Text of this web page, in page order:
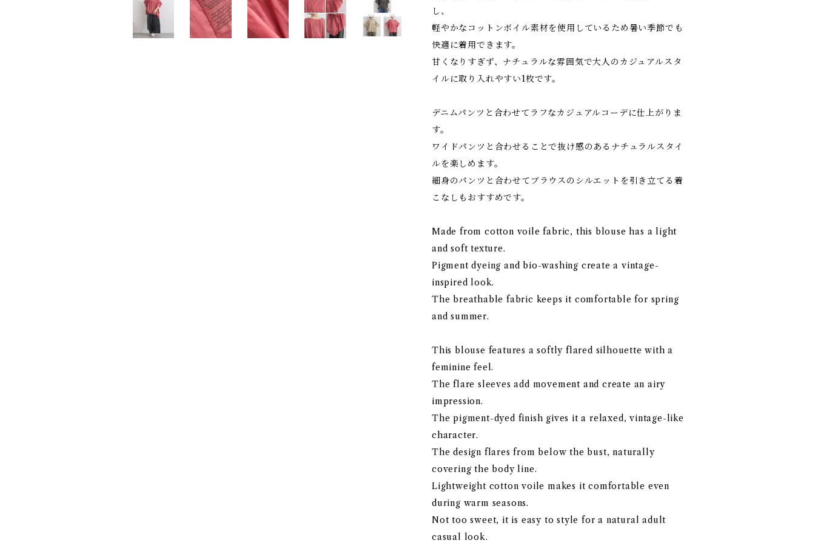
し、
軽やかなコットンボイル素材を使用しているため暑い季節でも
快適に着用できます。
甘くなりすぎず、ナチュラルな雰囲気で大人のカジュアルスタ
イルに取り入れやすい1枚です。
デニムパンツと合わせてラフなカジュアルコーデに仕上がりま
す。
ワイドパンツと合わせることで抜け感のあるナチュラルスタイ
ルを楽しめます。
細身のパンツと合わせてブラウスのシルエットを引き立てる着
こなしもおすすめです。
Made from cotton voile fabric, this blouse has a light
and soft texture.
Pigment dyeing and bio-washing create a vintage-
inspired look.
The breathable fabric keeps it comfortable for spring
and summer.
This blouse features a softly flared silhouette with a
feminine feel.
The flare sleeves add movement and create an airy
impression.
The pigment-dyed finish gives it a relaxed, vintage-like
character.
The design flares from below the bust, naturally
covering the body line.
Lightweight cotton voile makes it comfortable even
during warm seasons.
Not too sweet, it is easy to style for a natural adult
casual look.